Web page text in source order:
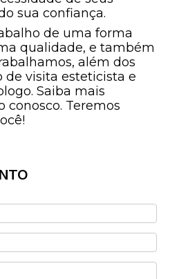
sua confiança.
de uma forma
qualidade, e também
além dos
de visita esteticista e
Saiba mais
Teremos